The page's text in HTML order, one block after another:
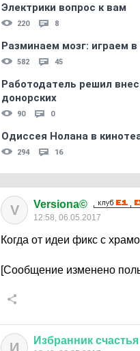
Электрики вопрос к вам
220 8
Разминаем мозг: играем
582 45
Работодатель решил
донорских
90 0
Одиссея Нолана в
294 16
V Versiona©
12:58, 06.05.2017
Когда от идеи фикс с
[Сообщение изменено
И Избранник счастья